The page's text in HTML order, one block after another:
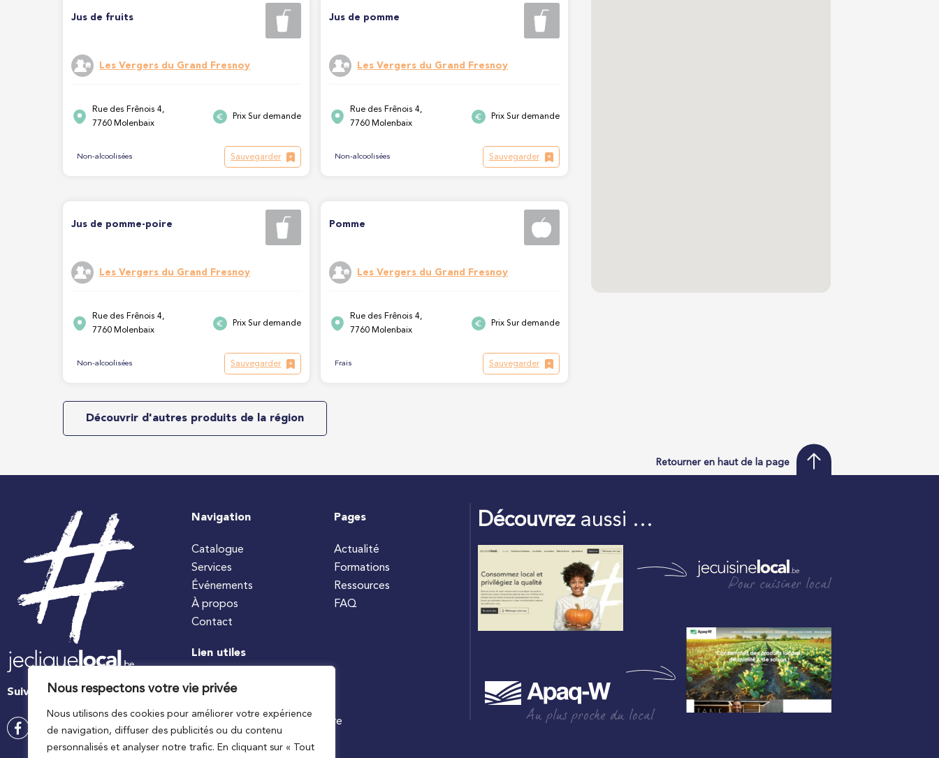
Nous respectons votre vie privée
Nous utilisons des cookies pour améliorer votre expérience
de navigation, diffuser des publicités ou du contenu
personnalisés et analyser notre trafic. En cliquant sur « Tout
Jus de fruits
Les Vergers du Grand Fresnoy
Rue des Frênois 4,
7760 Molenbaix
Prix Sur demande
Non-alcoolisées Sauvegarder
Jus de pomme
Les Vergers du Grand Fresnoy
Rue des Frênois 4,
7760 Molenbaix
Prix Sur demande
Non-alcoolisées Sauvegarder
Jus de pomme-poire
Les Vergers du Grand Fresnoy
Rue des Frênois 4,
7760 Molenbaix
Prix Sur demande
Non-alcoolisées Sauvegarder
Pomme
Les Vergers du Grand Fresnoy
Rue des Frênois 4,
7760 Molenbaix
Prix Sur demande
Frais Sauvegarder
Découvrir d'autres produits de la région
Retourner en haut de la page
Suivez-nous
Navigation
Catalogue
Services
Événements
À propos
Contact
Pages
Actualité
Formations
Ressources
FAQ
Lien utiles
#jecuisinelocal
Ministre wallon de l’agriculture
Découvrezaussi …
Pour cuisiner local
Au plus proche du local